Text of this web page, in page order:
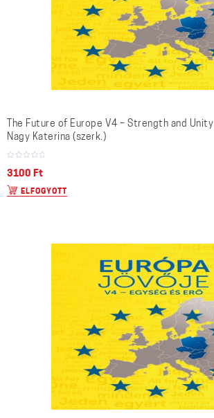
The Future of Europe V4 – Strength and Unity
Nagy Katerina (szerk.)
3100 Ft
ELFOGYOTT